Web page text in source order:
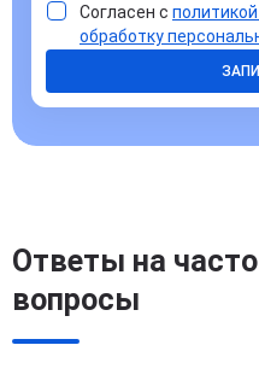
Согласен с
обработку
Ответы на
вопросы